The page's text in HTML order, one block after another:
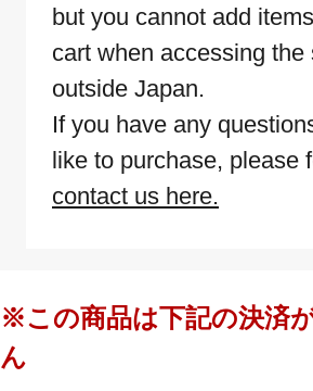
but you cannot add
cart when accessing the
outside Japan.
If you have any
like to purchase, please
contact us here.
※この商品は下記の決済
ん